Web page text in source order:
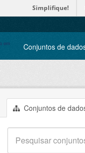
Simplifique!
Conjuntos de
Conjuntos de